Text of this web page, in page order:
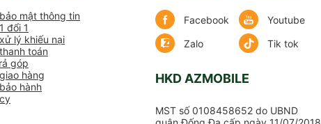
mật thông tin
đổi 1
lý khiếu nại
toán
góp
hàng
hành
Facebook
Youtube
Zalo
Tik tok
HKD AZMOBILE
MST số 0108458652 do UBND